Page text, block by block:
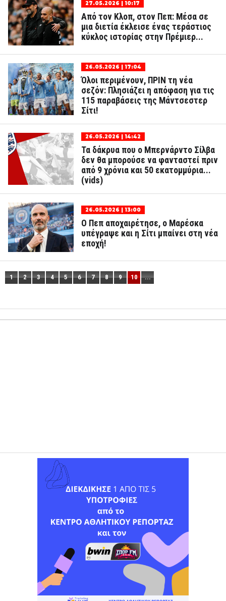
27.05.2026 | 10:17
Από τον Κλοπ, στον Πεπ: Μέσα σε
μια διετία έκλεισε ένας τεράστιος
κύκλος ιστορίας στην Πρέμιερ...
26.05.2026 | 17:04
Όλοι περιμένουν, ΠΡΙΝ τη νέα
σεζόν: Πλησιάζει η απόφαση για τις
115 παραβάσεις της Μάντσεστερ
Σίτι!
26.05.2026 | 14:42
Τα δάκρυα που ο Μπερνάρντο Σίλβα
δεν θα μπορούσε να φανταστεί πριν
από 9 χρόνια και 50 εκατομμύρια...
(vids)
26.05.2026 | 13:00
Ο Πεπ αποχαιρέτησε, ο Μαρέσκα
υπέγραψε και η Σίτι μπαίνει στη νέα
εποχή!
1 2 3 4 5 6 7 8 9 10 ...